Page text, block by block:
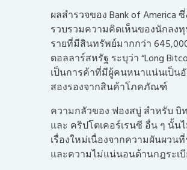
ผลสำรวจของ Bank of America ซึ่
รวบรวมความคิดเห็นของนักลง
รายที่มีสินทรัพย์มากกว่า
ดอลลาร์สหรัฐ ระบุว่า “Long
เป็นการค้าที่มีผู้คนหนาแน่นเป็น
สองรองจากสินค้าโภคภัณฑ์
ความกลัวของ ฟองสบู่ สำหรับ บิ
และ คริปโตเคอร์เรนซี อื่น ๆ นั้น
เรื่องใหม่เนื่องจากความผันผวน
และความไม่แน่นอนด้านกฎระเ